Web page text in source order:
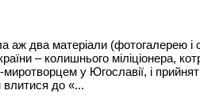
аж два матеріали (фотогалерею і
– колишнього міліціонера,
у Югославії, і
влитися до «...